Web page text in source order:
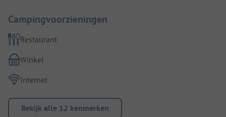
Campingvoorzieningen
Restaurant
Winkel
Internet
Bekijk alle 12 kenmerken